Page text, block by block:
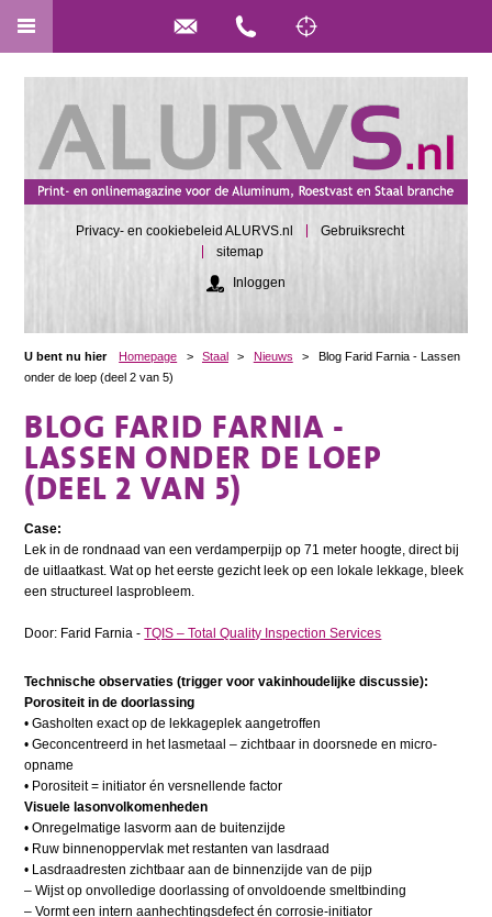
Privacy- en cookiebeleid ALURVS.nl
Gebruiksrecht
sitemap
Inloggen
U bent nu hier Homepage > Staal > Nieuws >
Blog Farid Farnia - Lassen
onder de loep (deel 2 van 5)
BLOG FARID FARNIA -
LASSEN ONDER DE LOEP
(DEEL 2 VAN 5)
Case:
Lek in de rondnaad van een verdamperpijp op 71 meter hoogte, direct bij
de uitlaatkast. Wat op het eerste gezicht leek op een lokale lekkage, bleek
een structureel lasprobleem.
Door: Farid Farnia -TQIS – Total Quality Inspection Services
Technische observaties (trigger voor vakinhoudelijke discussie):
Porositeit in de doorlassing
• Gasholten exact op de lekkageplek aangetroffen
• Geconcentreerd in het lasmetaal – zichtbaar in doorsnede en micro-
opname
• Porositeit = initiator én versnellende factor
Visuele lasonvolkomenheden
• Onregelmatige lasvorm aan de buitenzijde
• Ruw binnenoppervlak met restanten van lasdraad
• Lasdraadresten zichtbaar aan de binnenzijde van de pijp
– Wijst op onvolledige doorlassing of onvoldoende smeltbinding
– Vormt een intern aanhechtingsdefect én corrosie-initiator